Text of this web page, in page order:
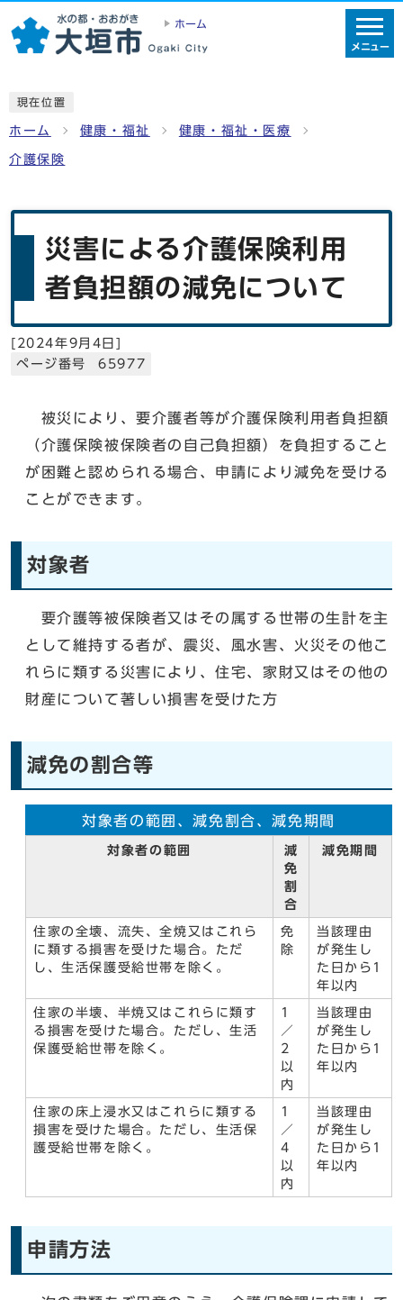
ホーム
メニュー
現在位置
ホーム 健康・福祉 健康・福祉・医療
介護保険
災害による介護保険利用
者負担額の減免について
[ 2024年9月4日]
ページ番号 65977
被災により、要介護者等が介護保険利用者負担額
（介護保険被保険者の自己負担額）を負担すること
が困難と認められる場合、申請により減免を受ける
ことができます。
対象者
要介護等被保険者又はその属する世帯の生計を主
として維持する者が、震災、風水害、火災その他こ
れらに類する災害により、住宅、家財又はその他の
財産について著しい損害を受けた方
減免の割合等
対象者の範囲、減免割合、減免期間
対象者の範囲
減
免
割
合
減免期間
住家の全壊、流失、全焼又はこれら
に類する損害を受けた場合。ただ
し、生活保護受給世帯を除く。
免
除
当該理由
が発生し
た日から1
年以内
住家の半壊、半焼又はこれらに類す
る損害を受けた場合。ただし、生活
保護受給世帯を除く。
1
／
2
以
内
当該理由
が発生し
た日から1
年以内
住家の床上浸水又はこれらに類する
損害を受けた場合。ただし、生活保
護受給世帯を除く。
1
／
4
以
内
当該理由
が発生し
た日から1
年以内
申請方法